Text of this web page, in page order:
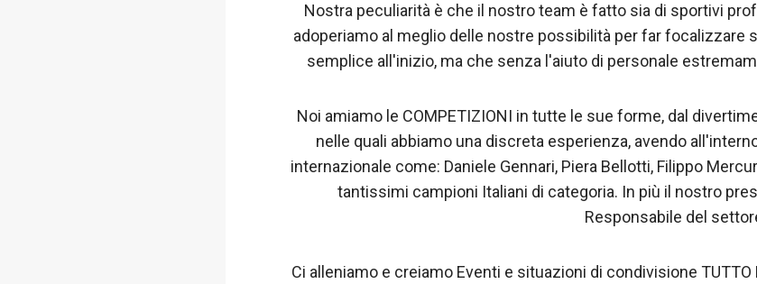
Nostra peculiarità è che il nostro team è fatto sia di sportivi
adoperiamo al meglio delle nostre possibilità per far
semplice all'inizio, ma che senza l'aiuto di personale
Noi amiamo le COMPETIZIONI in tutte le sue forme, dal
nelle quali abbiamo una discreta esperienza, avendo
internazionale come: Daniele Gennari, Piera Bellotti, Filippo
tantissimi campioni Italiani di categoria. In più il nostro
Responsabile del
Ci alleniamo e creiamo Eventi e situazioni di condivisione